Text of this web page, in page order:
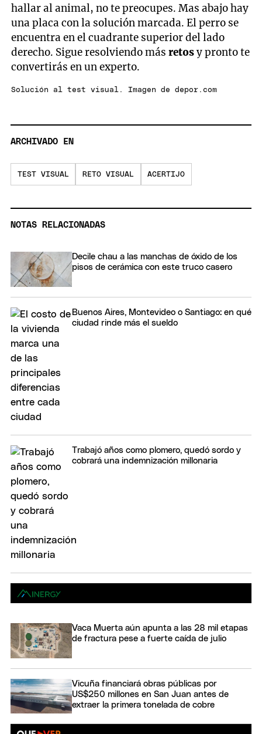
hallar al animal, no te preocupes. Mas abajo hay
una placa con la solución marcada. El perro se
encuentra en el cuadrante superior del lado
derecho. Sigue resolviendo másretosy pronto te
convertirás en un experto.
Solución al test visual. Imagen de depor.com
ARCHIVADO EN
TEST VISUAL RETO VISUAL ACERTIJO
NOTAS RELACIONADAS
Decile chau a las manchas de óxido de los
pisos de cerámica con este truco casero
Buenos Aires, Montevideo o Santiago: en qué
ciudad rinde más el sueldo
Trabajó años como plomero, quedó sordo y
cobrará una indemnización millonaria
Vaca Muerta aún apunta a las 28 mil etapas
de fractura pese a fuerte caída de julio
Vicuña financiará obras públicas por
US$250 millones en San Juan antes de
extraer la primera tonelada de cobre